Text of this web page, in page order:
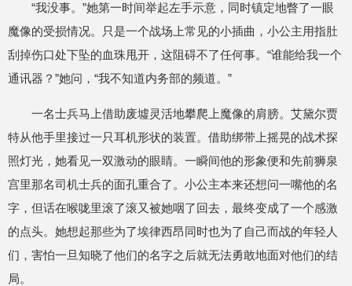
“我没事。”她第一时间举起左手示意，同时镇定地瞥了一眼
魔像的受损情况。只是一个战场上常见的小插曲，小公主用指肚
刮掉伤口处下坠的血珠甩开，这阻碍不了任何事。“谁能给我一个
通讯器？”她问，“我不知道内务部的频道。”
一名士兵马上借助废墟灵活地攀爬上魔像的肩膀。艾黛尔贾
特从他手里接过一只耳机形状的装置。借助绑带上摇晃的战术探
照灯光，她看见一双激动的眼睛。一瞬间他的形象便和先前狮泉
宫里那名司机士兵的面孔重合了。小公主本来还想问一嘴他的名
字，但话在喉咙里滚了滚又被她咽了回去，最终变成了一个感激
的点头。她想起那些为了埃律西昂同时也为了自己而战的年轻人
们，害怕一旦知晓了他们的名字之后就无法勇敢地面对他们的结
局。